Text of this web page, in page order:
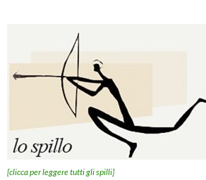
[clicca per leggere tutti gli spilli]